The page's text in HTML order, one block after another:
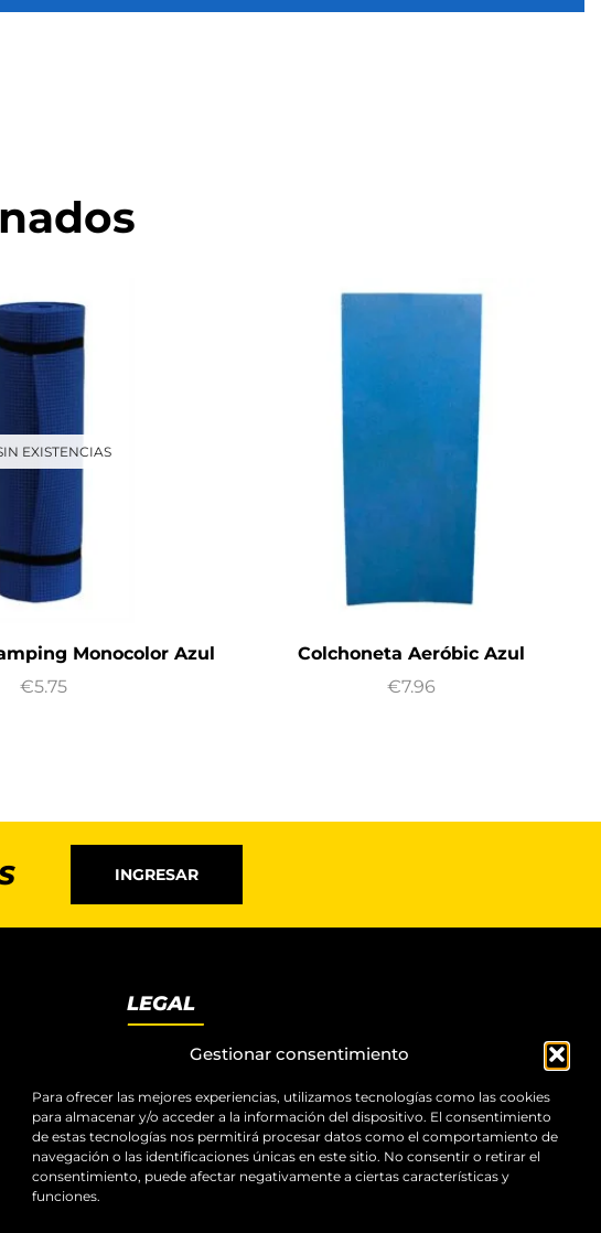
Gestionar consentimiento
Para ofrecer las mejores experiencias, utilizamos tecnologías como las cookies
para almacenar y/o acceder a la información del dispositivo. El consentimiento
de estas tecnologías nos permitirá procesar datos como el comportamiento de
navegación o las identificaciones únicas en este sitio. No consentir o retirar el
consentimiento, puede afectar negativamente a ciertas características y
funciones.
EXISTENCIAS
Monocolor Azul
€5.75
Colchoneta Aeróbic Azul
€7.96
INGRESAR
LEGAL
Términos y condiciones
Política de privacidad
Política de cookies
Accesibilidad
Mapa del sitio